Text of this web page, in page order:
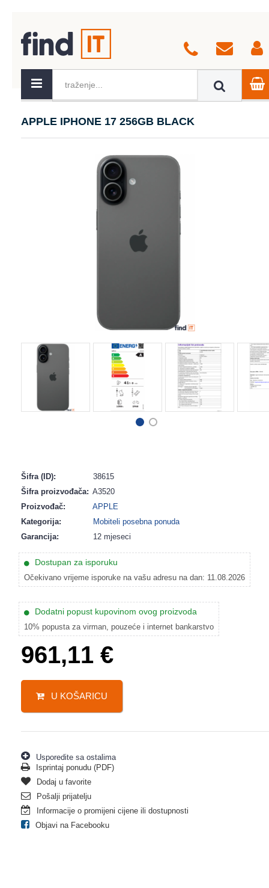
APPLE IPHONE 17 256GB BLACK
Šifra (ID):
38615
Šifra proizvođača: A3520
Proizvođač:
APPLE
Kategorija:
Mobiteli posebna ponuda
Garancija:
12 mjeseci
Dostupan za isporuku
Očekivano vrijeme isporuke na vašu adresu na dan: 11.08.2026
Dodatni popust kupovinom ovog proizvoda
10% popusta za virman, pouzeće i internet bankarstvo
961,11 €
U KOŠARICU
Usporedite sa ostalima
Isprintaj ponudu (PDF)
Dodaj u favorite
Pošalji prijatelju
Informacije o promijeni cijene ili dostupnosti
Objavi na Facebooku